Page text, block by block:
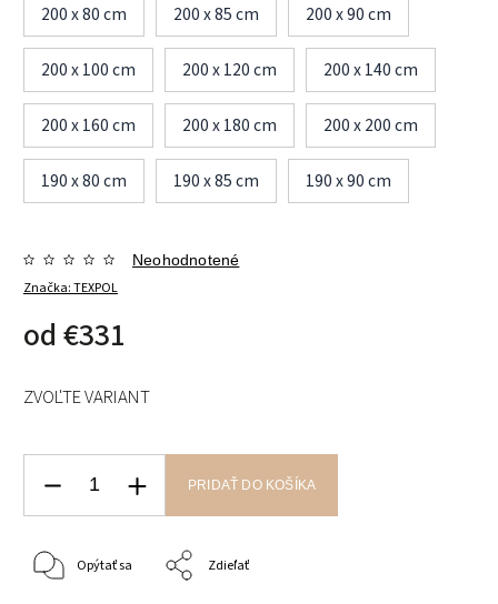
200 x 80 cm 200 x 85 cm 200 x 90 cm
200 x 100 cm 200 x 120 cm 200 x 140 cm
200 x 160 cm 200 x 180 cm 200 x 200 cm
190 x 80 cm 190 x 85 cm 190 x 90 cm
Značka:TEXPOL
Neohodnotené
od €331
ZVOĽTE VARIANT
PRIDAŤ DO KOŠÍKA
Opýtať sa Zdieľať